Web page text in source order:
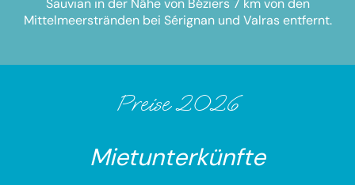
Mittelmeerstränden bei Sérignan und Valras entfernt.
Preise 2026
Mietunterkünfte